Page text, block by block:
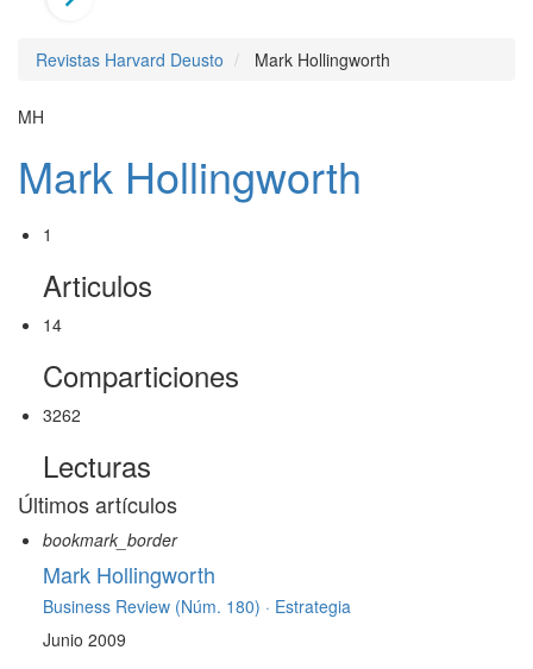
Revistas Harvard Deusto Mark Hollingworth
MH
Mark Hollingworth
1
Articulos
14
Comparticiones
3262
Lecturas
Últimos artículos
bookmark_border
Mark Hollingworth
Business Review (Núm. 180) · Estrategia
Junio 2009